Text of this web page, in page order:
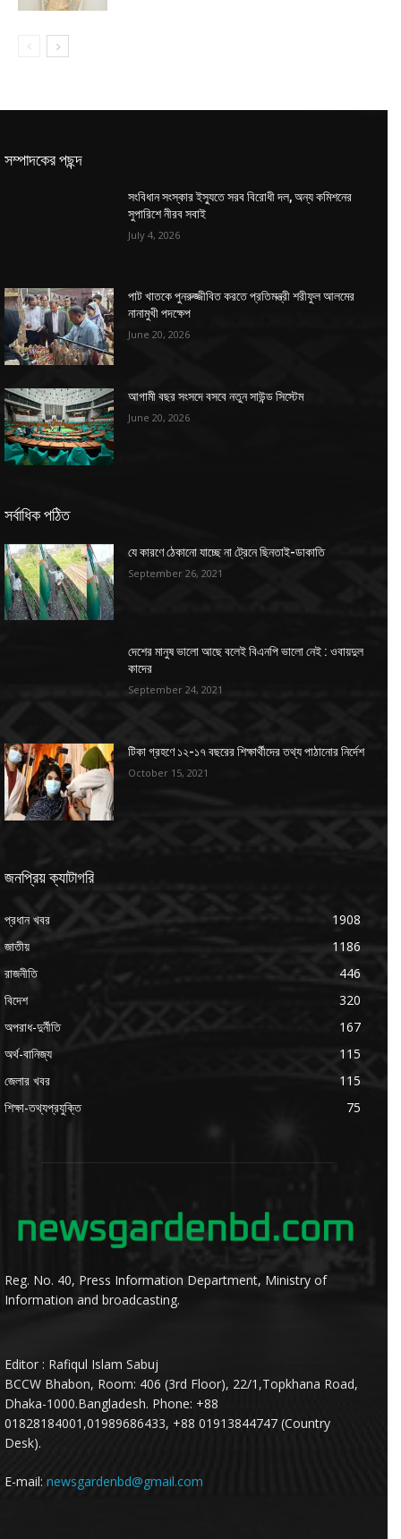
সম্পাদকের পছন্দ
সংবিধান সংস্কার ইস্যুতে সরব বিরোধী দল, অন্য কমিশনের
সুপারিশে নীরব সবাই
July 4, 2026
পাট খাতকে পুনরুজ্জীবিত করতে প্রতিমন্ত্রী শরীফুল আলমের
নানামুখী পদক্ষেপ
June 20, 2026
আগামী বছর সংসদে বসবে নতুন সাউন্ড সিস্টেম
June 20, 2026
সর্বাধিক পঠিত
যে কারণে ঠেকানো যাচ্ছে না ট্রেনে ছিনতাই-ডাকাতি
September 26, 2021
দেশের মানুষ ভালো আছে বলেই বিএনপি ভালো নেই : ওবায়দুল
কাদের
September 24, 2021
টিকা গ্রহণে ১২-১৭ বছরের শিক্ষার্থীদের তথ্য পাঠানোর নির্দেশ
October 15, 2021
জনপ্রিয় ক্যাটাগরি
প্রধান খবর
1908
জাতীয়
1186
রাজনীতি
446
বিদেশ
320
অপরাধ-দুর্নীতি
167
অর্থ-বানিজ্য
115
জেলার খবর
115
শিক্ষা-তথ্যপ্রযুক্তি
75
Reg. No. 40, Press Information Department, Ministry of
Information and broadcasting.
Editor : Rafiqul Islam Sabuj
BCCW Bhabon, Room: 406 (3rd Floor), 22/1,Topkhana Road,
Dhaka-1000.Bangladesh. Phone: +88
01828184001,01989686433, +88 01913844747 (Country
Desk).
E-mail: newsgardenbd@gmail.com